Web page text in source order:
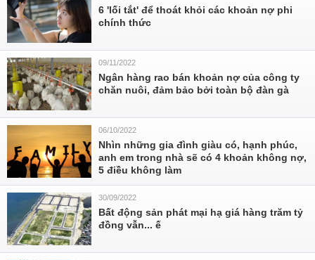
6 'lối tắt' để thoát khỏi các khoản nợ phi
chính thức
09/11/2022
Ngân hàng rao bán khoản nợ của công ty
chăn nuôi, đảm bảo bởi toàn bộ đàn gà
06/10/2022
Nhìn những gia đình giàu có, hạnh phúc,
anh em trong nhà sẽ có 4 khoản không nợ,
5 điều không làm
30/09/2022
Bất động sản phát mại hạ giá hàng trăm tỷ
đồng vẫn... ế